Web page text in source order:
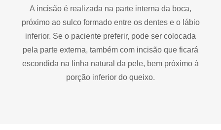
A incisão é realizada na parte interna da boca,
próximo ao sulco formado entre os dentes e o lábio
inferior. Se o paciente preferir, pode ser colocada
pela parte externa, também com incisão que ficará
escondida na linha natural da pele, bem próximo à
porção inferior do queixo.